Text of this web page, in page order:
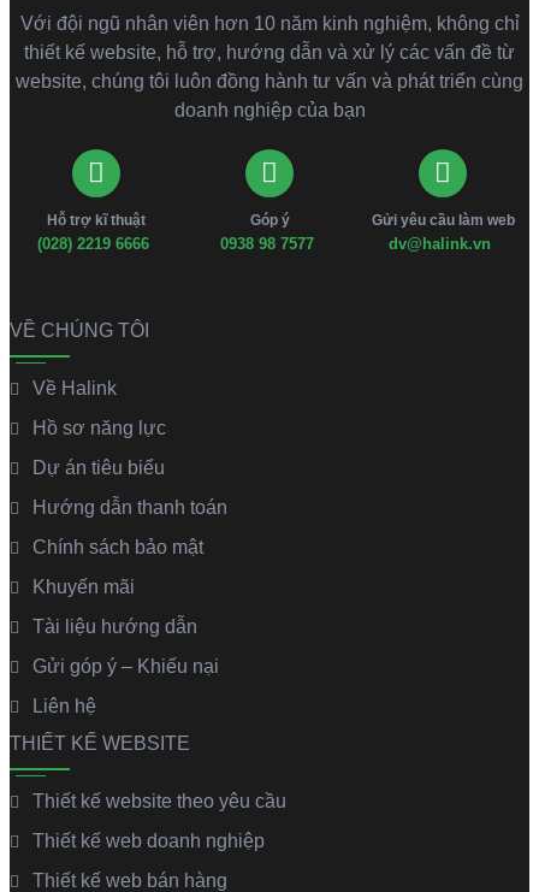
Với đội ngũ nhân viên hơn 10 năm kinh nghiệm, không chỉ
thiết kế website, hỗ trợ, hướng dẫn và xử lý các vấn đề từ
website, chúng tôi luôn đồng hành tư vấn và phát triển cùng
doanh nghiệp của bạn
Hỗ trợ kĩ thuật
(028) 2219 6666
Góp ý
0938 98 7577
Gửi yêu cầu làm web
dv@halink.vn
VỀ CHÚNG TÔI
Về Halink
Hồ sơ năng lực
Dự án tiêu biểu
Hướng dẫn thanh toán
Chính sách bảo mật
Khuyến mãi
Tài liệu hướng dẫn
Gửi góp ý – Khiếu nại
Liên hệ
THIẾT KẾ WEBSITE
Thiết kế website theo yêu cầu
Thiết kế web doanh nghiệp
Thiết kế web bán hàng